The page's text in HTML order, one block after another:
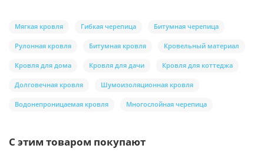
Мягкая кровля Гибкая черепица Битумная черепица
Рулонная кровля Битумная кровля Кровельный материал
Кровля для дома Кровля для дачи Кровля для коттеджа
Долговечная кровля Шумоизоляционная кровля
Водонепроницаемая кровля Многослойная черепица
С этим товаром покупают